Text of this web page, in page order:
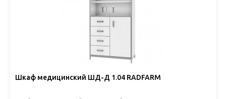
Шкаф медицинский ШД-Д 1.04 RADFARM